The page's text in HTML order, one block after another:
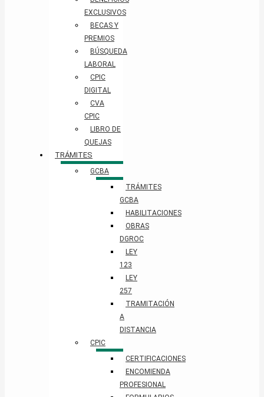
EXCLUSIVOS
BECAS Y
PREMIOS
BÚSQUEDA
LABORAL​
CPIC
DIGITAL
CVA
CPIC
LIBRO DE
QUEJAS
TRÁMITES
GCBA
TRÁMITES
GCBA
HABILITACIONES
OBRAS
DGROC
LEY
123
LEY
257
TRAMITACIÓN
A
DISTANCIA
CPIC
CERTIFICACIONES
ENCOMIENDA
PROFESIONAL